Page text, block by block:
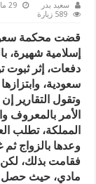
سعيد بدر 29 مايو، 2015
589 زيارة
قضت محكمة
دفعات، إثر ثبوت
سعودية،
وتقول التقارير
الأمر بالمعروف
المملكة، تطلب
وعدها بالزواج
فقامت بذلك، لكن
مادي، حيث حصل منها على